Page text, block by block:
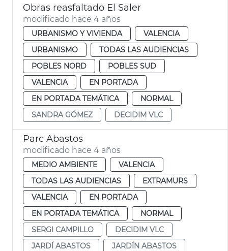
Obras reasfaltado El Saler
modificado hace 4 años
URBANISMO Y VIVIENDA
VALENCIA
URBANISMO
TODAS LAS AUDIENCIAS
POBLES NORD
POBLES SUD
VALENCIA
EN PORTADA
EN PORTADA TEMÁTICA
NORMAL
SANDRA GÓMEZ
DECIDIM VLC
Parc Abastos
modificado hace 4 años
MEDIO AMBIENTE
VALENCIA
TODAS LAS AUDIENCIAS
EXTRAMURS
VALENCIA
EN PORTADA
EN PORTADA TEMÁTICA
NORMAL
SERGI CAMPILLO
DECIDIM VLC
JARDÍ ABASTOS
JARDÍN ABASTOS